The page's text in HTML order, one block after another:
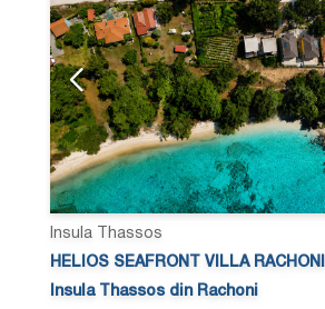
Insula Thassos
HELIOS SEAFRONT VILLA RACHONI
Insula Thassos din Rachoni